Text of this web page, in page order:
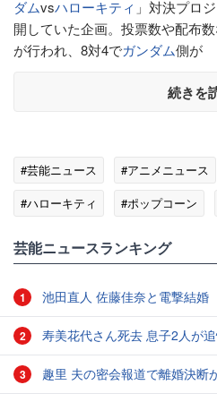
ダムvsハローキティ 」対決プロ
開していた企画。投票数や配布
が行われ、8対4でガンダム側が
続きを
#芸能ニュース #アニメニュース
#ハローキティ
#ポップコーン
芸能ニュースランキング
1 池田直人 佐藤佳奈と電撃結婚
2 寿美花代さん死去 息子2人が
3 趣里 夫の密会報道で離婚決断